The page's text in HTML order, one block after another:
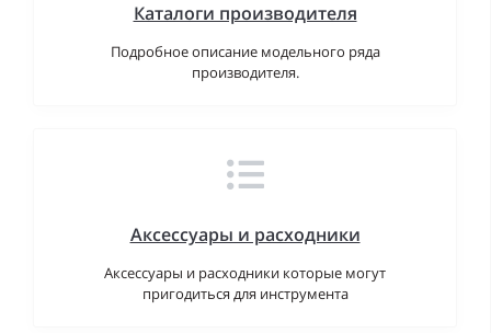
Каталоги производителя
Подробное описание модельного ряда
производителя.
Аксессуары и расходники
Аксессуары и расходники которые могут
пригодиться для инструмента